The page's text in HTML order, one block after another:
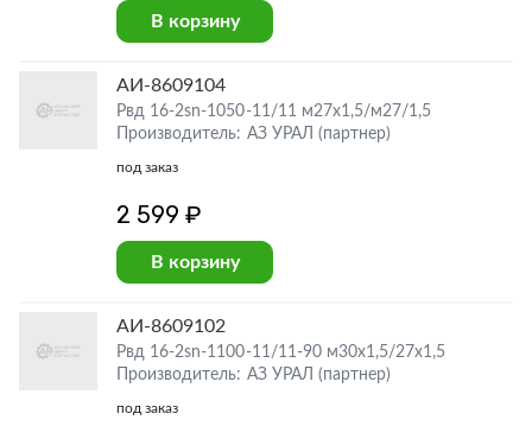
В корзину
АИ-8609104
Рвд 16-2sn-1050-11/11 м27х1,5/м27/1,5
Производитель: АЗ УРАЛ (партнер)
под заказ
2 599 ₽
В корзину
АИ-8609102
Рвд 16-2sn-1100-11/11-90 м30х1,5/27х1,5
Производитель: АЗ УРАЛ (партнер)
под заказ